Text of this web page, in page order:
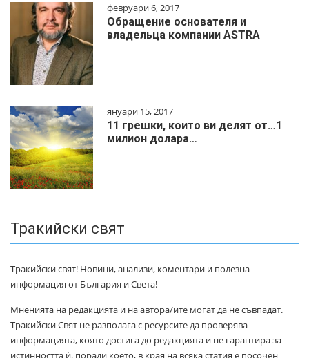
февруари 6, 2017
Обращение основателя и
владельца компании ASTRA
януари 15, 2017
11 грешки, които ви делят от…1
милиoн дoлapa…
Тракийски свят
Тракийски свят! Новини, анализи, коментари и полезна
информация от България и Света!
Мненията на редакцията и на автора/ите могат да не съвпадат.
Тракийски Свят не разполага с ресурсите да проверява
информацията, която достига до редакцията и не гарантира за
истинността ѝ, поради което, в края на всяка статия е посочен